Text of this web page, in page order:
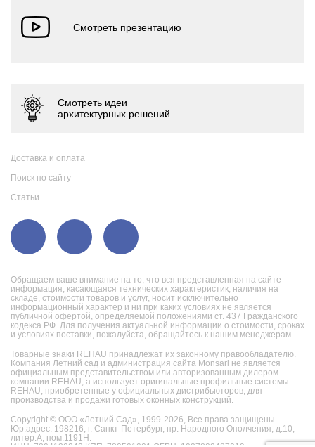
Обращаем ваше внимание на то, что вся представленная на сайте
информация, касающаяся технических характеристик, наличия на
складе, стоимости товаров и услуг, носит исключительно
информационный характер и ни при каких условиях не является
публичной офертой, определяемой положениями ст. 437 Гражданского
кодекса РФ. Для получения актуальной информации о стоимости, сроках
и условиях поставки, пожалуйста, обращайтесь к нашим менеджерам.
Товарные знаки REHAU принадлежат их законному правообладателю.
Компания Летний сад и администрация сайта Monsari не является
официальным представительством или авторизованным дилером
компании REHAU, а использует оригинальные профильные системы
REHAU, приобретенные у официальных дистрибьюторов, для
производства и продажи готовых оконных конструкций.
Copyright © ООО «Летний Сад», 1999-2026, Все права защищены.
Юр.адрес: 198216, г. Санкт-Петербург, пр. Народного Ополчения, д.10,
литер.А, пом.1191Н.
Доставка и оплата
Поиск по сайту
Статьи